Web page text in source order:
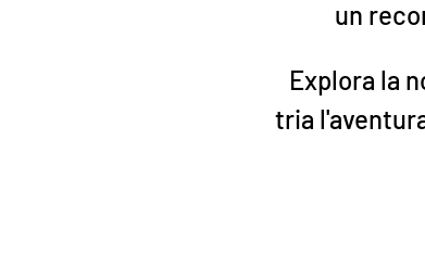
un
Explora la
tria